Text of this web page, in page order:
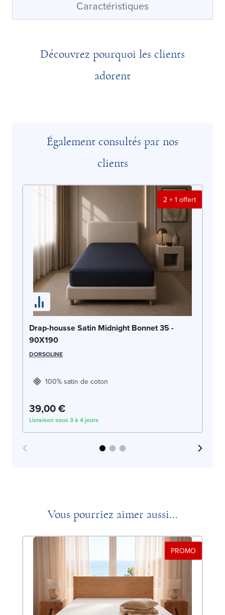
Caractéristiques
Découvrez pourquoi les clients
adorent
Également consultés par nos
clients
2 + 1 offert
Drap-housse Satin Midnight Bonnet 35 -
90X190
DORSOLINE
100% satin de coton
39,00 €
Livraison sous 3 à 4 jours
Vous pourriez aimer aussi...
PROMO